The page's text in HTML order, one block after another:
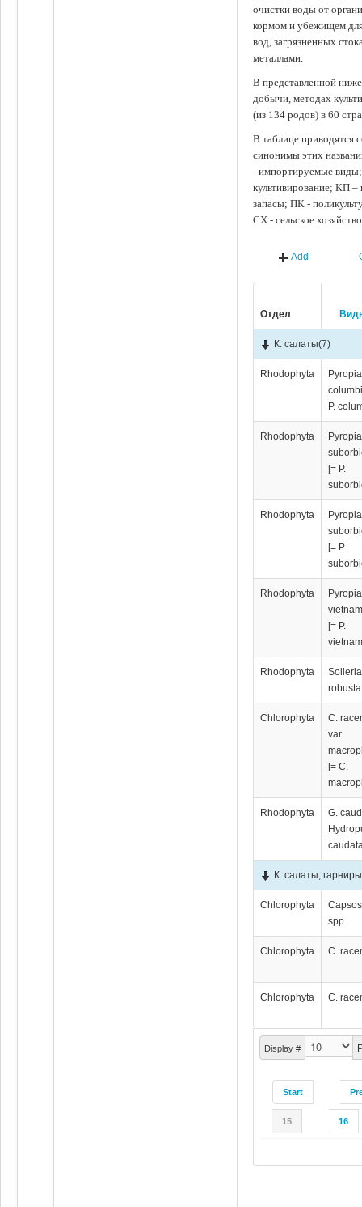
очистки воды от
кормом и убежищем
вод, загрязненных
металлами.
В представленной
добычи, методах
(из 134 родов) в 60
В таблице приводятся
синонимы этих
- импортируемые
культивирование; КП
запасы; ПК -
СХ - сельское
Add
Отдел
Display #
Start
15 16
К: салаты(7)
Rhodophyta
Pyropia
P.
Rhodophyta
Pyropia
[= P.
Rhodophyta
Pyropia
[= P.
Rhodophyta
Pyropia
[= P.
Rhodophyta
Solieria
robusta
Chlorophyta
C.
var.
[= C.
Rhodophyta
G.
К: салаты, гарниры
Chlorophyta
spp.
Chlorophyta C.
Chlorophyta C.